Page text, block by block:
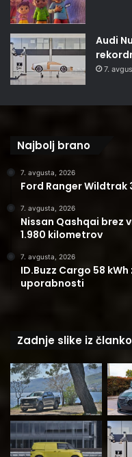
Audi
7.
Najbolj brano
7. avgusta, 2026
Ford Ranger Wildtrak
7. avgusta, 2026
Nissan Qashqai brez
1.980 kilometrov
7. avgusta, 2026
ID.Buzz Cargo 58
uporabnosti
Zadnje slike iz